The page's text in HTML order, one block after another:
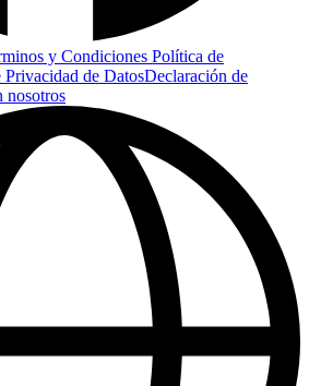
y Condiciones Política de
de DatosDeclaración de
nosotros